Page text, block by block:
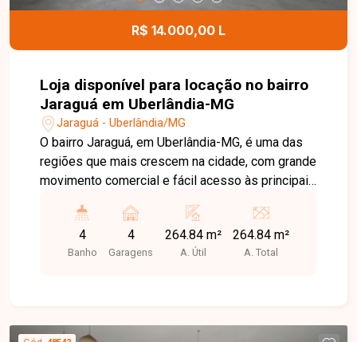
R$ 14.000,00 L
Loja disponível para locação no bairro
Jaraguá em Uberlândia-MG
Jaraguá - Uberlândia/MG
O bairro Jaraguá, em Uberlândia-MG, é uma das
regiões que mais crescem na cidade, com grande
movimento comercial e fácil acesso às principais
completa e pelo constante desenvolvimento, o
Jaraguá é uma excelente escolha para quem
busca empreender em um local de destaque,
portas automatizadas, piso em cimento usinado,
4
Banho
4
Garagens
264.84 m²
A. Útil
264.84 m²
A. Total